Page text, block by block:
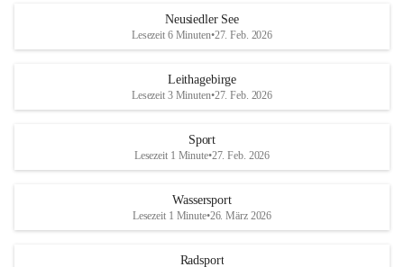
S
und den daraus folgenden wirtschaftlichen
Maßnahmen zur Bekämpfung
Rebe und der Amerikanischen
Anhang VBl. EU Nr. 18
1 Seite•1,4 MB
r
S
Neusiedler See
Lesezeit 6 Minuten•27. Feb. 2026
Leithagebirge
Lesezeit 3 Minuten•27. Feb. 2026
Sport
Lesezeit 1 Minute•27. Feb. 2026
Wassersport
Lesezeit 1 Minute•26. März 2026
Radsport